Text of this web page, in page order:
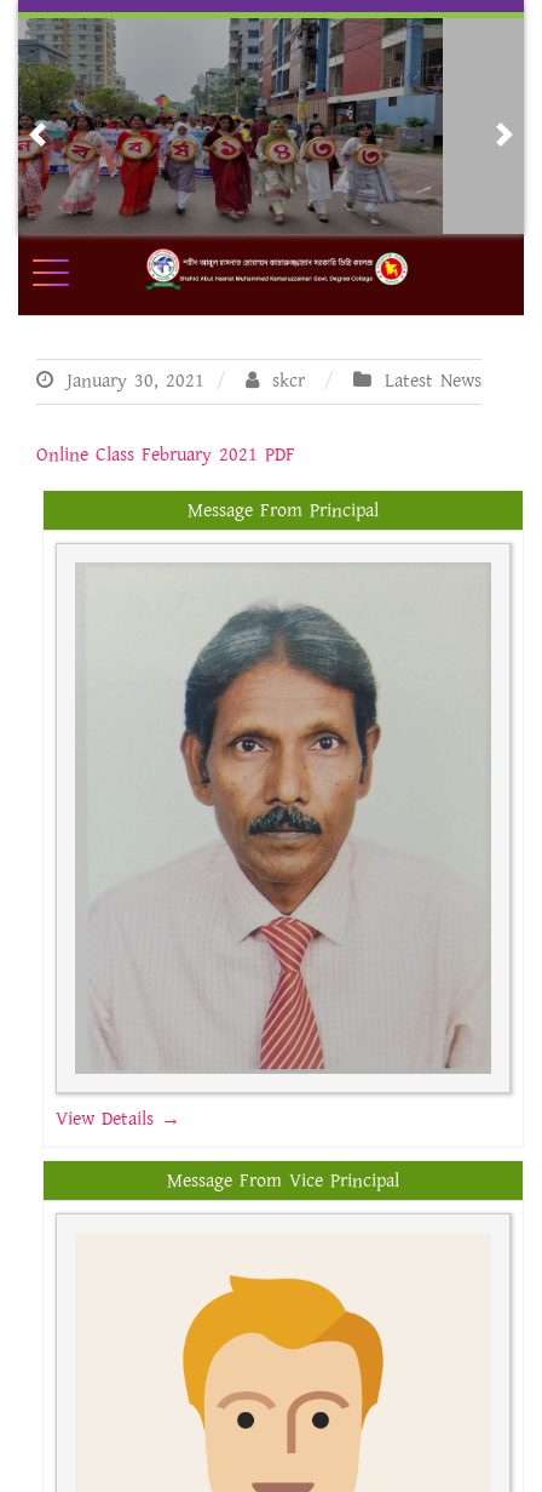
Skip
content
Previous
January 30, 2021 skcr Latest News
Online Class February 2021 PDF
Message From Principal
View Details →
Message From Vice Principal